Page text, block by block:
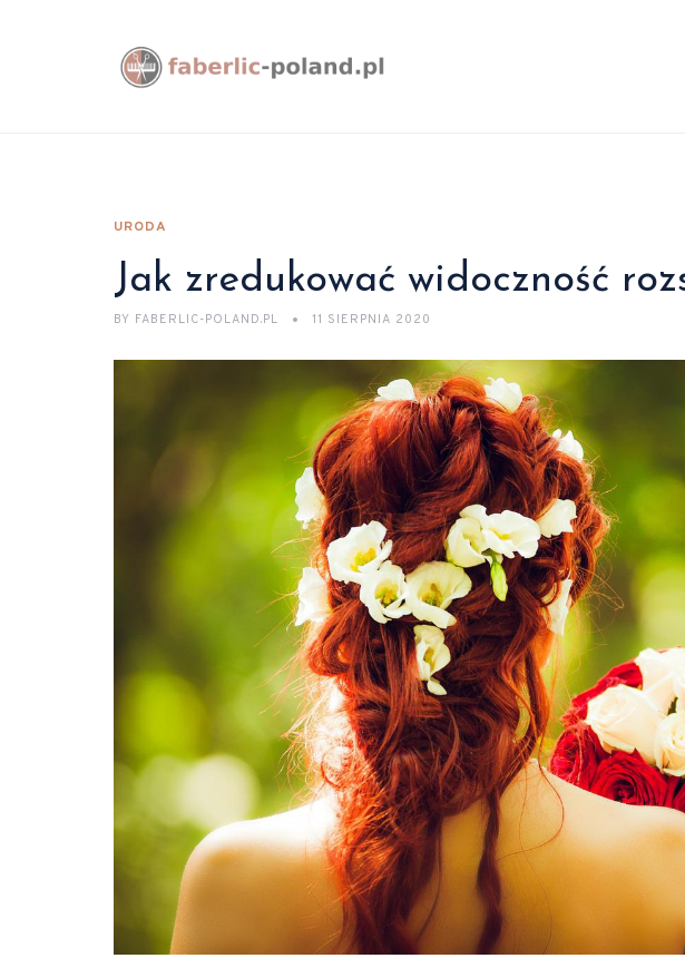
URODA
Jak zredukować widoczność
BY FABERLIC-POLAND.PL 11 SIERPNIA 2020